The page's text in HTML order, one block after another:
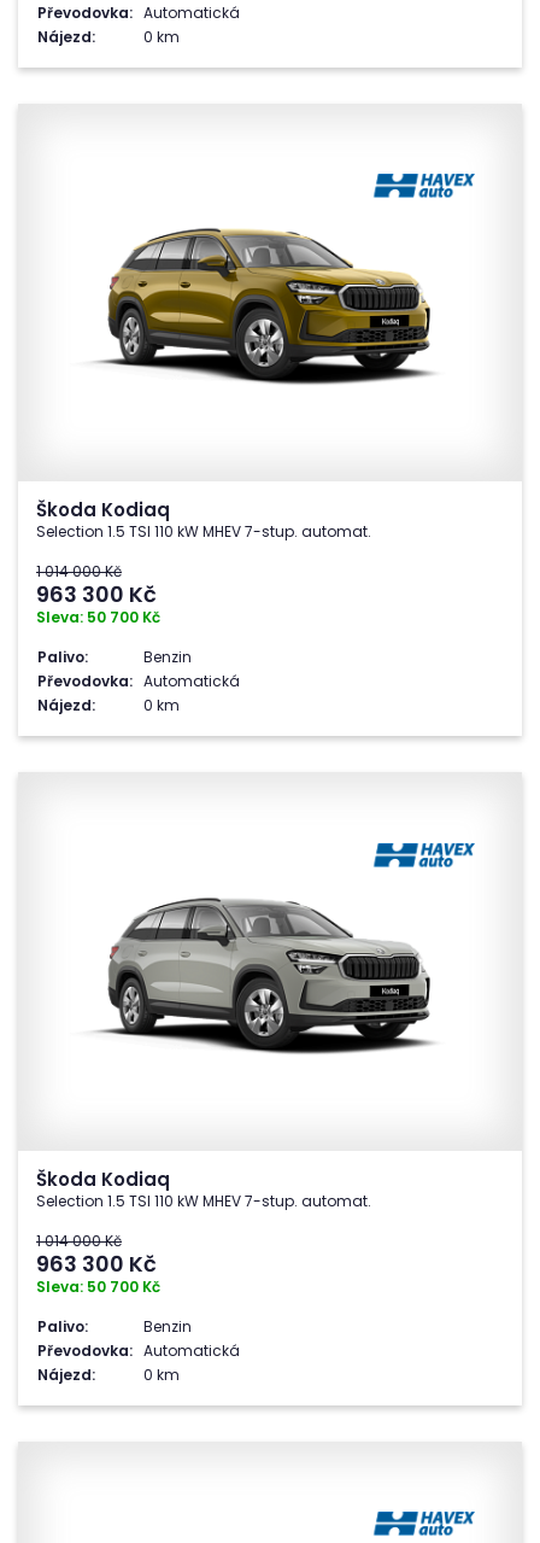
Převodovka: Automatická
Nájezd:
0 km
Škoda Kodiaq
Selection 1.5 TSI 110 kW MHEV 7-stup. automat.
1 014 000 Kč
963 300 Kč
Sleva: 50 700 Kč
Palivo:
Benzin
Převodovka: Automatická
Nájezd:
0 km
Škoda Kodiaq
Selection 1.5 TSI 110 kW MHEV 7-stup. automat.
1 014 000 Kč
963 300 Kč
Sleva: 50 700 Kč
Palivo:
Benzin
Převodovka: Automatická
Nájezd:
0 km